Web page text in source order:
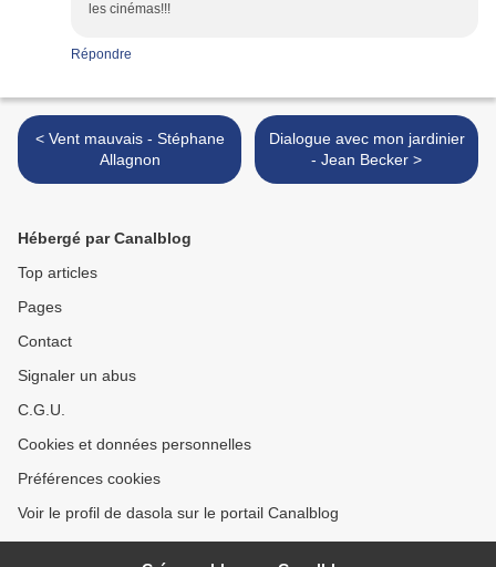
les cinémas!!!
Répondre
< Vent mauvais - Stéphane
Allagnon
Dialogue avec mon jardinier
- Jean Becker >
Hébergé par Canalblog
Top articles
Pages
Contact
Signaler un abus
C.G.U.
Cookies et données personnelles
Préférences cookies
Voir le profil de dasola sur le portail Canalblog